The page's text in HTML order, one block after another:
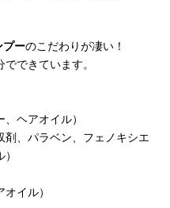
ーのこだわりが凄い！
できています。
ヘアオイル）
剤、パラベン、フェノキシエ
イル）